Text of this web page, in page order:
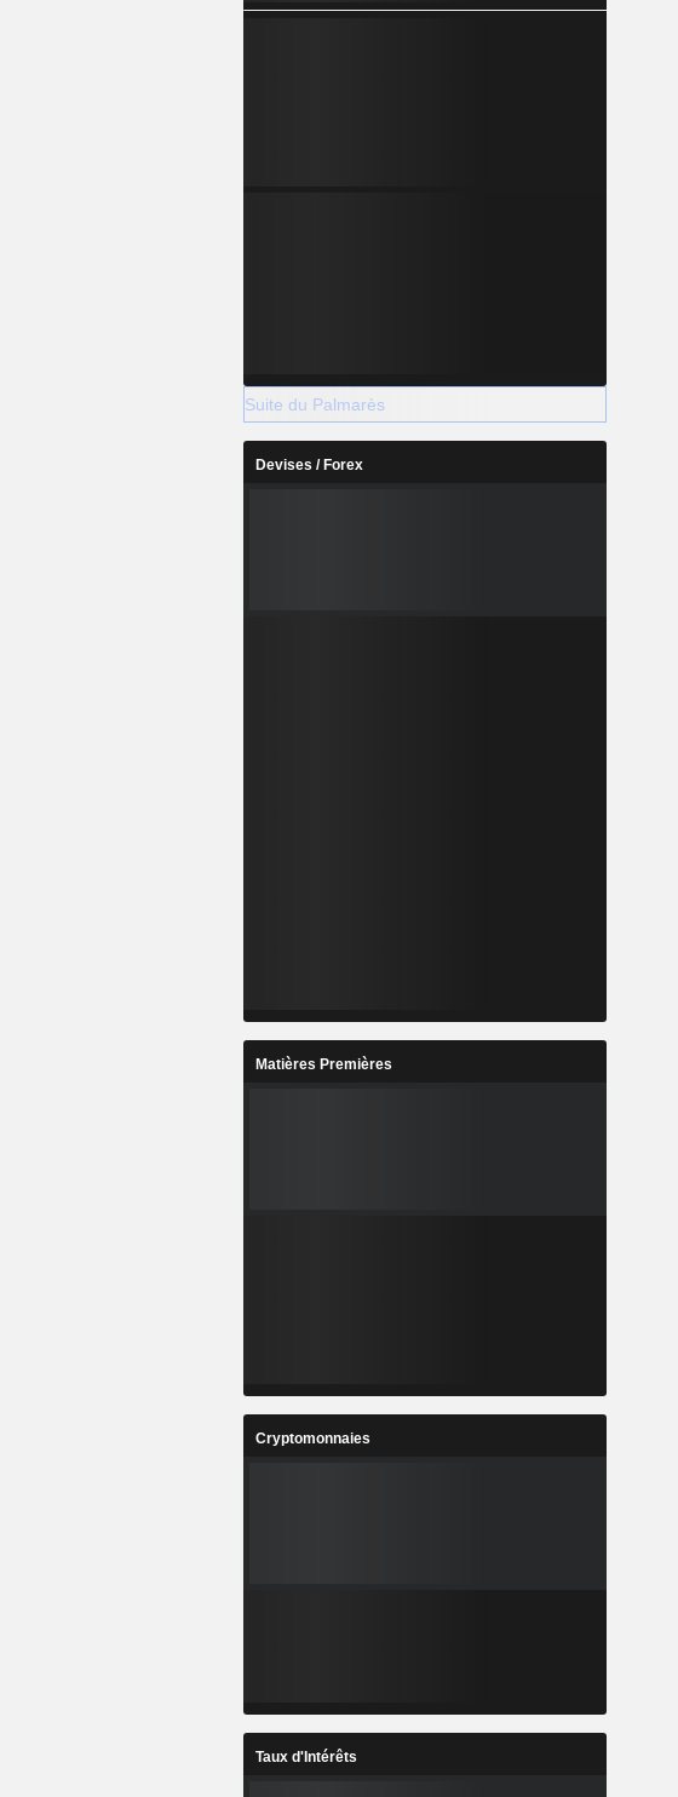
Suite du Palmarès
Devises / Forex
Matières Premières
Cryptomonnaies
Taux d'Intérêts